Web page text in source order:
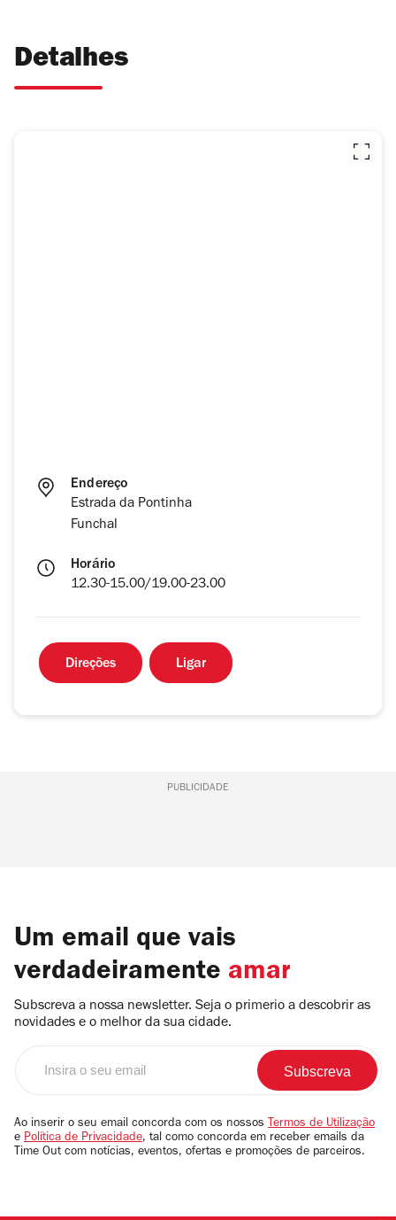
Detalhes
Endereço
Estrada da Pontinha
Funchal
Horário
12.30-15.00/19.00-23.00
Direções Ligar
PUBLICIDADE
Um email que vais
verdadeiramente amar
Subscreva a nossa newsletter. Seja o primerio a descobrir as
novidades e o melhor da sua cidade.
email
Ao inserir o seu email concorda com os nossos Termos de Utilização
e Política de Privacidade, tal como concorda em receber emails da
Time Out com notícias, eventos, ofertas e promoções de parceiros.